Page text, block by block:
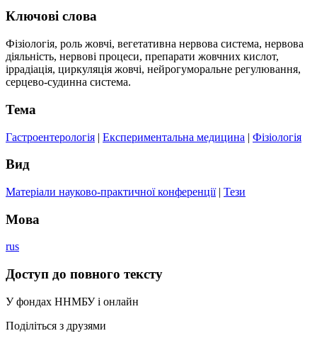
Ключові слова
Фізіологія, роль жовчі, вегетативна нервова система, нервова
діяльність, нервові процеси, препарати жовчних кислот,
іррадіація, циркуляція жовчі, нейрогуморальне регулювання,
серцево-судинна система.
Тема
Гастроентерологія | Експериментальна медицина | Фізіологія
Вид
Матеріали науково-практичної конференції| Тези
Мова
rus
Доступ до повного тексту
У фондах ННМБУ і онлайн
Поділіться з друзями